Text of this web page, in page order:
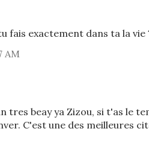
fais exactement dans ta la
AM
tres beay ya Zizou, si t'as le
C'est une des meilleures